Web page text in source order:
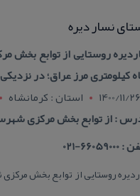
نسار دیره
روستایی از توابع بخش
كیلومتری مرز عراق؛ در
1400/11/26
استان : کرمانشاه
: از توابع بخش مركزی
021
روستایی از توابع بخش